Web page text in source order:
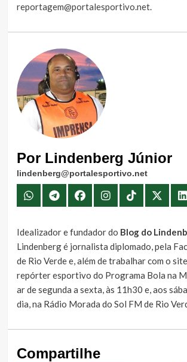
reportagem@portalesportivo.net.
Por Lindenberg Júnior
lindenberg@portalesportivo.net
Idealizador e fundador do Blog do
Lindenberg é jornalista diplomado, pela
de Rio Verde e, além de trabalhar com o
repórter esportivo do Programa Bola na
ar de segunda a sexta, às 11h30 e, aos
dia, na Rádio Morada do Sol FM de Rio
Compartilhe